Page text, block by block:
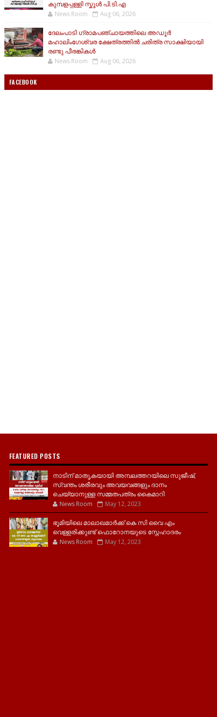
കുമ്പളപ്പള്ളി സ്കൂൾ പി.ടി.എ
News Room Aug 06, 2026
ദേലംപാടി ഗ്രാമപഞ്ചായത്തിലെ അഡൂർ
മഹാലിംഗേശ്വര ക്ഷേത്രത്തിൽ ചരിത്ര സാക്ഷിയായി
രണ്ടു പീരങ്കികൾ
News Room Aug 06, 2026
FACEBOOK
FEATURED POSTS
നാടിന് മാതൃകയായി അമ്പലത്തറയിലെ സുജീഷ്,
സ്വന്തം ശരീരവും അവയവങ്ങളും ദാനം
ചെയ്യാനുള്ള സമ്മതപത്രം കൈമാറി
News Room May 12, 2023
ഭൂമിയിലെ മാലാഖമാർക്ക് കെ സി വൈ എം
വെള്ളരിക്കുണ്ട് ഫൊറോനയുടെ സ്നേഹാദരം
News Room May 12, 2023